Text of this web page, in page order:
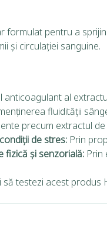
formulat pentru a
și circulației sanguine.
anticoagulant al
fluidității
precum extractul
de stres: Prin
fizică și senzorială: Prin
testezi acest